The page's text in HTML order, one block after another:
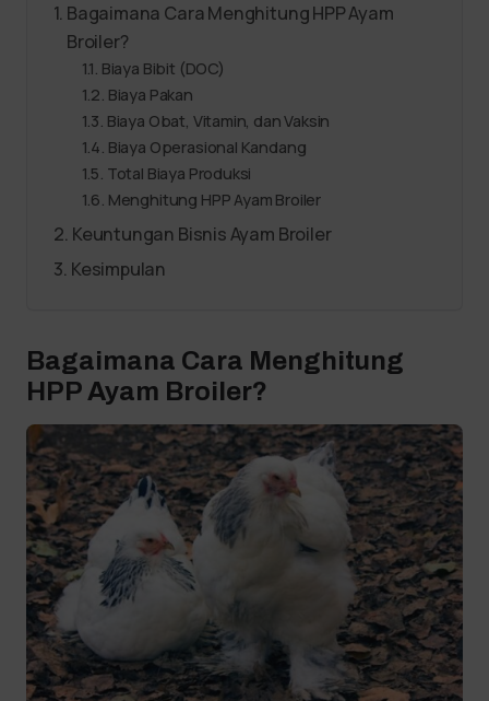
Bagaimana Cara Menghitung HPP Ayam
Broiler?
Biaya Bibit (DOC)
Biaya Pakan
Biaya Obat, Vitamin, dan Vaksin
Biaya Operasional Kandang
Total Biaya Produksi
Menghitung HPP Ayam Broiler
Keuntungan Bisnis Ayam Broiler
Kesimpulan
Bagaimana Cara Menghitung
HPP Ayam Broiler?